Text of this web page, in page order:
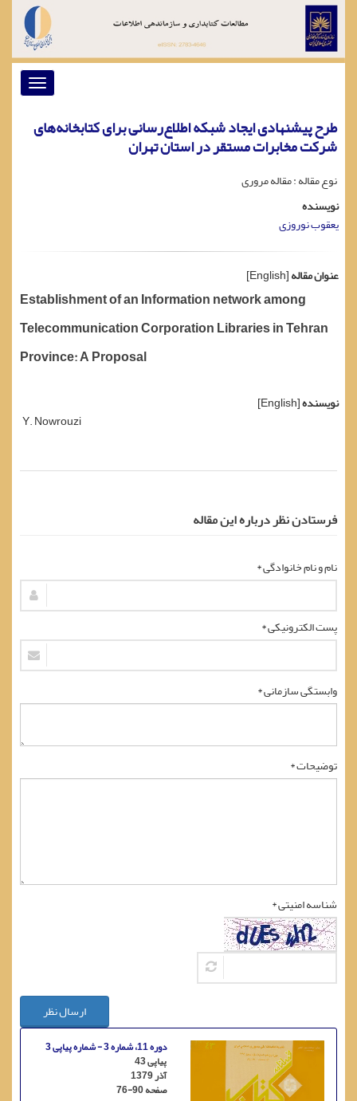
Toggle
طرح پیشنهادی ایجاد شبکه اطلاع‌رسانی برای کتابخانه‌های
شرکت مخابرات مستقر در استان تهران
نوع مقاله : مقاله مروری
نویسنده
یعقوب نوروزی
عنوان مقاله[English]
Establishment of an Information network among
Telecommunication Corporation Libraries in Tehran
Province: A Proposal
نویسنده[English]
Y. Nowrouzi
فرستادن نظر درباره این مقاله
نام و نام خانوادگی *
پست الکترونیکی *
وابستگی سازمانی *
توضیحات *
شناسه امنیتی *
ارسال نظر
دوره 11، شماره 3 - شماره پیاپی 3
پیاپی 43
آذر 1379
صفحه76-90